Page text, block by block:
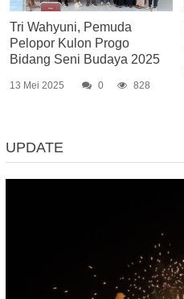
Tri Wahyuni, Pemuda
Pelopor Kulon Progo
Bidang Seni Budaya 2025
13 Mei 2025 0 828
UPDATE